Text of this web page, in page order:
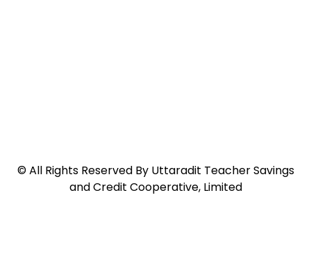
©All Rights Reserved By Uttaradit Teacher Savings
and Credit Cooperative, Limited